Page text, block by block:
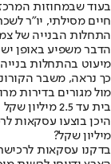
בעוד שבמחוזות
חיים מסילתי, יו״ר
התחלות הבנייה של
הדבר משפיע באופן
מיעוט בהתחלות
כך נראה, משבר
מול מגורים בדירות
בית עד 2.5 מיליון שקל
מיליון שקל?
בדקנו עסקאות